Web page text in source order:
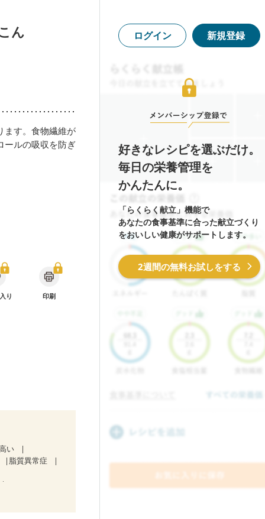
ん
ます。食物繊維が
ールの吸収を防ぎ
り 印刷
い
脂質異常症
ログイン 新規登録
好きなレシピを選ぶだけ。
毎日の栄養管理を
かんたんに。
「らくらく献立」機能で
あなたの食事基準に合った献立づくり
をおいしい健康がサポートします。
2週間の無料お試しをする